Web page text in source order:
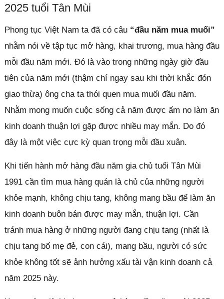
2025 tuổi Tân Mùi
Phong tục Việt Nam ta đã có câu “đầu năm mua muối”
nhằm nói về tập tục mở hàng, khai trương, mua hàng đầu
mỗi đầu năm mới. Đó là vào trong những ngày giờ đầu
tiên của năm mới (thậm chí ngay sau khi thời khắc đón
giao thừa) ông cha ta thói quen mua muối đầu năm.
Nhằm mong muốn cuộc sống cả năm được ấm no làm ăn
kinh doanh thuận lợi gặp được nhiều may mắn. Do đó
đây là một việc cực kỳ quan trọng mỗi đầu xuân.
Khi tiến hành mở hàng đầu năm gia chủ tuổi Tân Mùi
1991 cần tìm mua hàng quán là chủ của những người
khỏe mạnh, không chịu tang, không mang bầu để làm ăn
kinh doanh buôn bán được may mắn, thuận lợi. Cần
tránh mua hàng ở những người đang chịu tang (nhất là
chịu tang bố mẹ đẻ, con cái), mang bầu, người có sức
khỏe không tốt sẽ ảnh hưởng xấu tài vận kinh doanh cả
năm 2025 này.